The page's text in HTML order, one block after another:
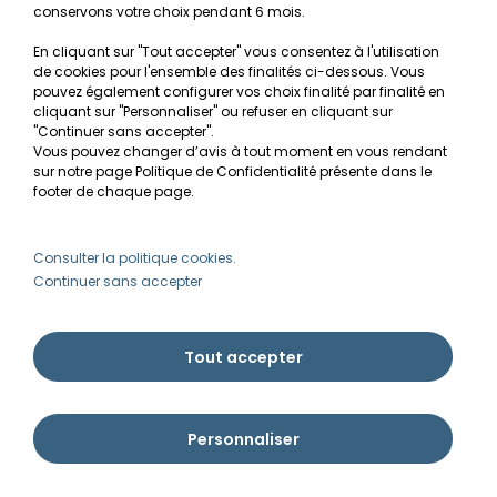
relais n'est valable que pendant les 48 heures
suivant la mise à disposition en point relais.
CES PRODUITS DEVRAIENT
ALERTE DISPONIBILITÉ
Shinnersia (Trichocoronis)
conservons votre choix pendant 6 mois.
En cliquant sur "Tout accepter" vous consentez à l'utilisation
de cookies pour l'ensemble des finalités ci-dessous. Vous
pouvez également configurer vos choix finalité par finalité en
cliquant sur "Personnaliser" ou refuser en cliquant sur
"Continuer sans accepter".
Vous pouvez changer d’avis à tout moment en vous rendant
sur notre page Politique de Confidentialité présente dans le
footer de chaque page.
Consulter la politique cookies.
Continuer sans accepter
Tout accepter
Personnaliser